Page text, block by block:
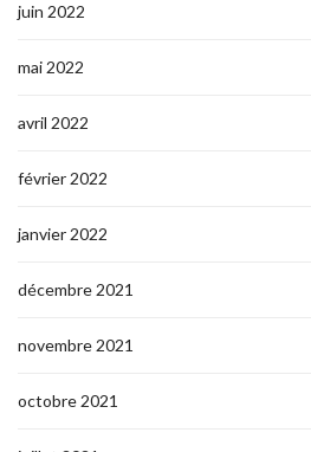
juin 2022
mai 2022
avril 2022
février 2022
janvier 2022
décembre 2021
novembre 2021
octobre 2021